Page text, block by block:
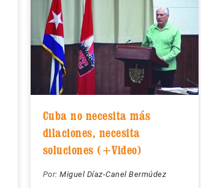
Cuba no necesita más
dilaciones, necesita
soluciones (+Video)
Por: Miguel Díaz-Canel Bermúdez